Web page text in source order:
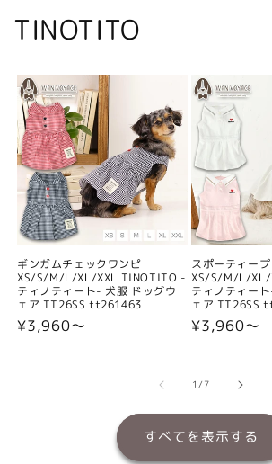
TINOTITO
ギンガムチェックワンピ
XS/S/M/L/XL/XXL TINOTITO -
ティノティート- 犬服 ドッグウ
ェア TT26SS tt261463
通
¥3,960〜
スポーティー
XS/S/M/L/XL/
ティノティー
ェア TT26SS
通
格
¥3,960〜
1/の
7
すべてを表示する